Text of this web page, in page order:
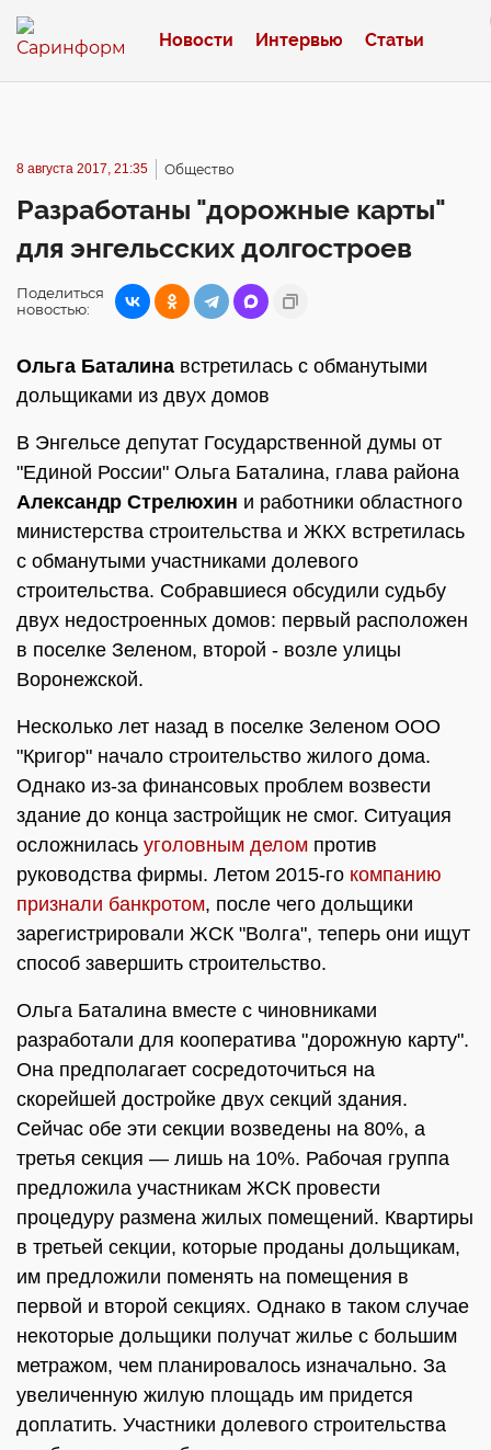
Новости Интервью Статьи
8 августа 2017, 21:35 Общество
Разработаны "дорожные карты"
для энгельсских долгостроев
Поделиться
новостью:
Ольга Баталина встретилась с обманутыми
дольщиками из двух домов
В Энгельсе депутат Государственной думы от
"Единой России" Ольга Баталина, глава района
Александр Стрелюхин и работники областного
министерства строительства и ЖКХ встретилась
с обманутыми участниками долевого
строительства. Собравшиеся обсудили судьбу
двух недостроенных домов: первый расположен
в поселке Зеленом, второй - возле улицы
Воронежской.
Несколько лет назад в поселке Зеленом ООО
"Кригор" начало строительство жилого дома.
Однако из-за финансовых проблем возвести
здание до конца застройщик не смог. Ситуация
осложнилась уголовным делом против
руководства фирмы. Летом 2015-го компанию
признали банкротом, после чего дольщики
зарегистрировали ЖСК "Волга", теперь они ищут
способ завершить строительство.
Ольга Баталина вместе с чиновниками
разработали для кооператива "дорожную карту".
Она предполагает сосредоточиться на
скорейшей достройке двух секций здания.
Сейчас обе эти секции возведены на 80%, а
третья секция — лишь на 10%. Рабочая группа
предложила участникам ЖСК провести
процедуру размена жилых помещений. Квартиры
в третьей секции, которые проданы дольщикам,
им предложили поменять на помещения в
первой и второй секциях. Однако в таком случае
некоторые дольщики получат жилье с большим
метражом, чем планировалось изначально. За
увеличенную жилую площадь им придется
доплатить. Участники долевого строительства